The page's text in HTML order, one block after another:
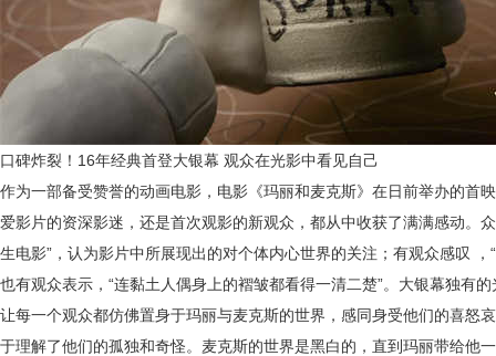
口碑炸裂！ 16年经典首登大银幕 观众在光影中看见自己
作为一部备受赞誉的动画电影，电影《玛丽和麦克斯》在日前举办的首
爱影片的资深影迷，还是首次观影的新观众，都从中收获了满满感动。
生电影”，认为影片中所展现出的对个体内心世界的关注 ；有观众感叹 ，
也有观众表示，“连黏土人偶身上的褶皱都看得一清二楚”。大银幕独有
让每一个观众都仿佛置身于玛丽与麦克斯的世界，感同身受他们的喜怒
于理解了他们的孤独和奇怪。 麦克斯的世界是黑白的，直到玛丽带给他